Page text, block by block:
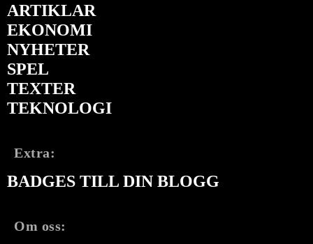
ARTIKLAR
EKONOMI
NYHETER
SPEL
TEXTER
TEKNOLOGI
Extra:
BADGES TILL DIN BLOGG
Om oss: